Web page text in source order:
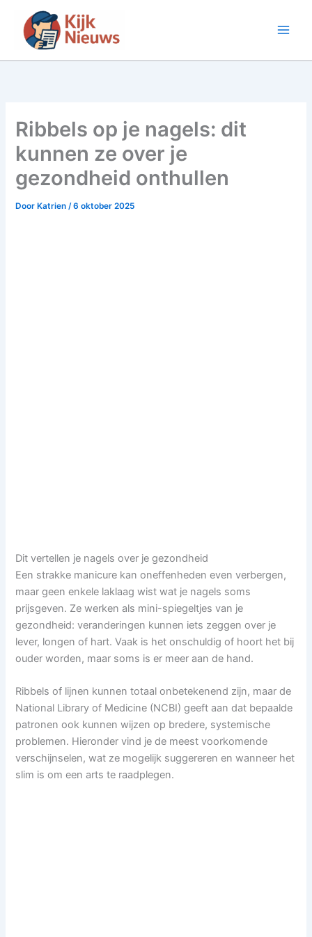
inhoud
Ribbels op je nagels: dit
kunnen ze over je
gezondheid onthullen
Door Katrien/6 oktober 2025
Dit vertellen je nagels over je gezondheid
Een strakke manicure kan oneffenheden even verbergen,
maar geen enkele laklaag wist wat je nagels soms
prijsgeven. Ze werken als mini-spiegeltjes van je
gezondheid: veranderingen kunnen iets zeggen over je
lever, longen of hart. Vaak is het onschuldig of hoort het bij
ouder worden, maar soms is er meer aan de hand.
Ribbels of lijnen kunnen totaal onbetekenend zijn, maar de
National Library of Medicine (NCBI) geeft aan dat bepaalde
patronen ook kunnen wijzen op bredere, systemische
problemen. Hieronder vind je de meest voorkomende
verschijnselen, wat ze mogelijk suggereren en wanneer het
slim is om een arts te raadplegen.